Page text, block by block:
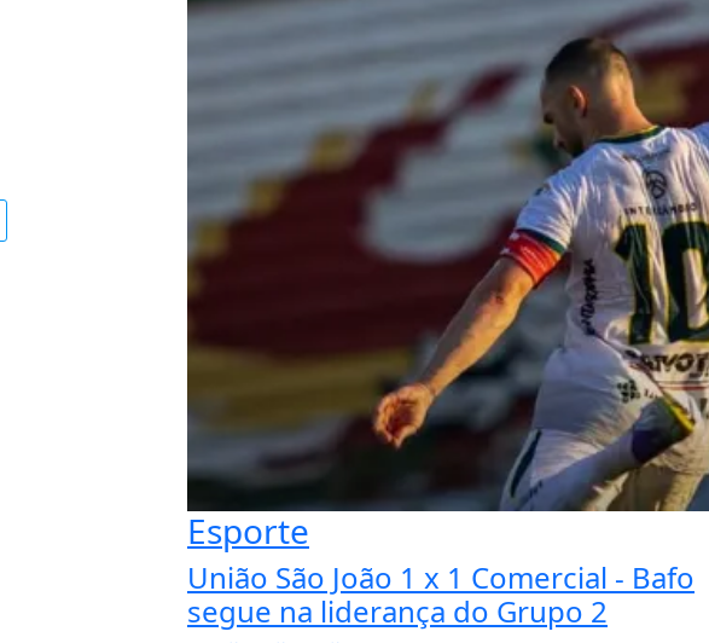
Esporte
União São João 1 x 1 Comercial - Bafo
segue na liderança do Grupo 2